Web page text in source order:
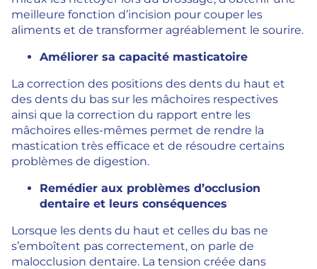
meilleure fonction d’incision pour couper les
aliments et de transformer agréablement le sourire.
Améliorer sa capacité masticatoire
La correction des positions des dents du haut et
des dents du bas sur les mâchoires respectives
ainsi que la correction du rapport entre les
mâchoires elles-mêmes permet de rendre la
mastication très efficace et de résoudre certains
problèmes de digestion.
Remédier aux problèmes d’occlusion
dentaire et leurs conséquences
Lorsque les dents du haut et celles du bas ne
s’emboîtent pas correctement, on parle de
malocclusion dentaire. La tension créée dans